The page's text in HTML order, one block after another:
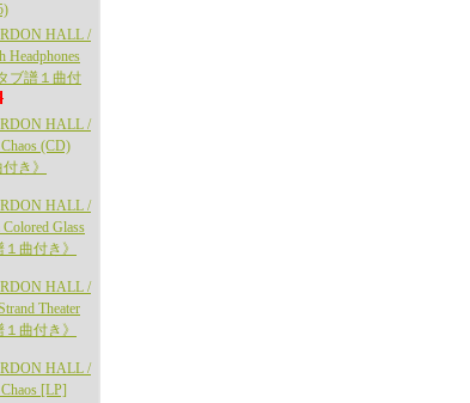
HALL /
Headphones
ブ譜１曲付
HALL /
(CD)
き》
HALL /
Glass
曲付き》
HALL /
Theater
曲付き》
HALL /
[LP]